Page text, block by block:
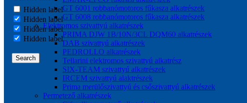
Hidden label
Hidden label
Hidden label
Hidden label
Search
GT 6001 robbanómotoros fűkasza alkatrészek
GT 6008 robbanómotoros fűkasza alkatrészek
Elektromos szivattyú alkatrészek
PRIMA DJW 1B/10N/3CL DQM60 alkatrészek
DAB szivattyú alkatrészek
PEDROLLO alkatrészek
Tellarini elektromos szivattyú alkatrész
SIX-TEAM szivattyú alkatrészek
IRCEM szivattyú alaktrészek
Prima merülőszivattyú és csőszivattyú alkatrészek
Permetező alkatrészek